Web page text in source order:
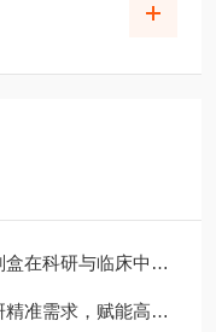
与临床中的核心价值
赋能高效检测核心优势